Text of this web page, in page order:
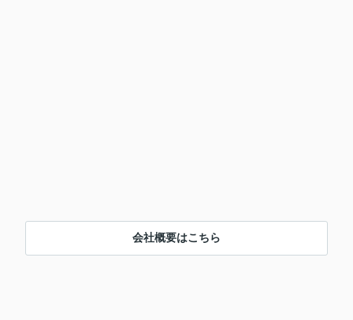
会社概要はこちら